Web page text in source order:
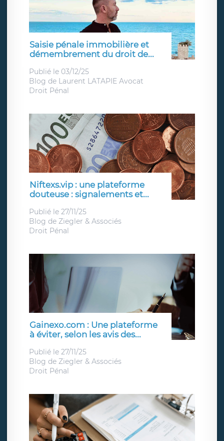
Saisie pénale immobilière et
démembrement du droit de...
Publié le 03/12/25
Blog de Laurent LATAPIE Avocat
Droit Pénal
Niftexs.vip : une plateforme
douteuse : signalements et...
Publié le 27/11/25
Blog de Ziegler & Associés
Droit Pénal
Gainexo.com : Une plateforme
à éviter, selon les avis des...
Publié le 27/11/25
Blog de Ziegler & Associés
Droit Pénal